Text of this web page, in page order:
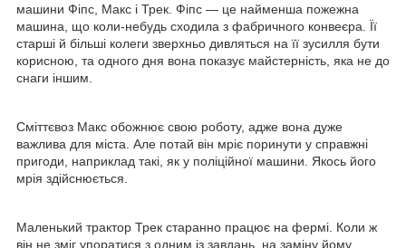
машини Фіпс, Макс і Трек. Фіпс — це найменша пожежна
машина, що коли-небудь сходила з фабричного конвеєра. Її
старші й більші колеги зверхньо дивляться на її зусилля бути
корисною, та одного дня вона показує майстерність, яка не до
снаги іншим.
Сміттєвоз Макс обожнює свою роботу, адже вона дуже
важлива для міста. Але потай він мріє поринути у справжні
пригоди, наприклад такі, як у поліційної машини. Якось його
мрія здійснюється.
Маленький трактор Трек старанно працює на фермі. Коли ж
він не зміг упоратися з одним із завдань, на заміну йому